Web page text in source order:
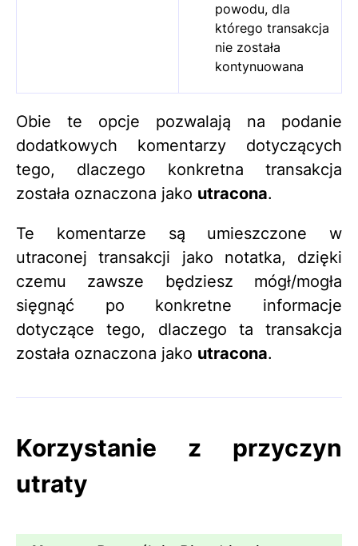
powodu, dla
którego transakcja
nie została
kontynuowana
Obie te opcje pozwalają na podanie
dodatkowych komentarzy dotyczących
tego, dlaczego konkretna transakcja
została oznaczona jako utracona.
Te komentarze są umieszczone w
utraconej transakcji jako notatka, dzięki
czemu zawsze będziesz mógł/mogła
sięgnąć po konkretne informacje
dotyczące tego, dlaczego ta transakcja
została oznaczona jako utracona.
Korzystanie z przyczyn
utraty